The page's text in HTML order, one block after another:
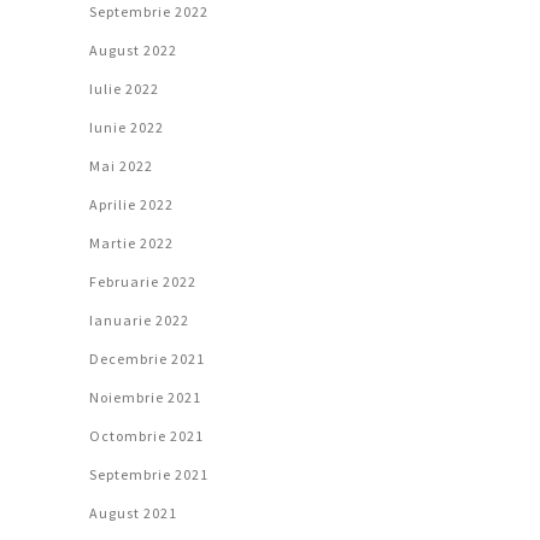
Septembrie 2022
August 2022
Iulie 2022
Iunie 2022
Mai 2022
Aprilie 2022
Martie 2022
Februarie 2022
Ianuarie 2022
Decembrie 2021
Noiembrie 2021
Octombrie 2021
Septembrie 2021
August 2021